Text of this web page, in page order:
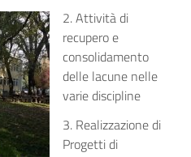
2. Attività di
recupero e
consolidamento
delle lacune nelle
varie discipline
3. Realizzazione di
Progetti di